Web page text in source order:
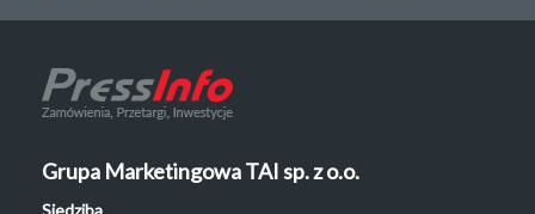
Grupa Marketingowa TAI sp. z o.o.